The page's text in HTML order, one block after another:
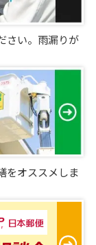
さい。雨漏りが
をオススメしま